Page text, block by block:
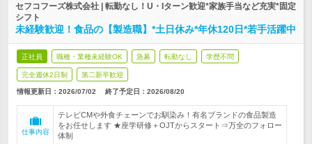
セフコフーズ株式会社 | 転勤なし！U・Iターン歓迎*家族手当など充実*固定
シフト
未経験歓迎！食品の【製造職】*土日休み*年休120日*若手活躍中
正社員 職種・業種未経験OK 急募 転勤なし 学歴不問
完全週休2日制 第二新卒歓迎
情報更新日：2026/07/02 終了予定日： 2026/08/20
仕事内容
テレビCMや外食チェーンでお馴染み！有名ブランドの食品製造
をお任せします ★座学研修＋OJTからスタート⇒万全のフォロー
体制